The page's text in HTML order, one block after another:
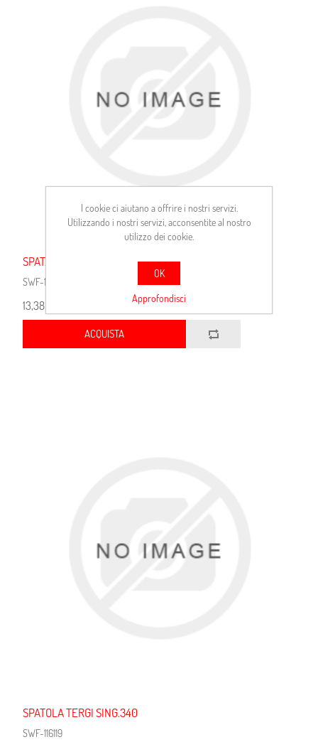
SPAT.TERGI DYANE-R4-SUZUKI
SWF-116116
13,38 €
ACQUISTA
SPATOLA TERGI SING.340
SWF-116119
I cookie ci aiutano a offrire i nostri servizi.
Utilizzando i nostri servizi, acconsentite al nostro
utilizzo dei cookie.
OK
Approfondisci